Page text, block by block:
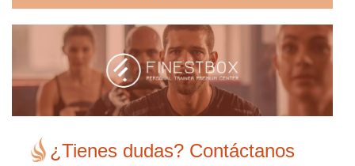
¿Tienes dudas? Contáctanos